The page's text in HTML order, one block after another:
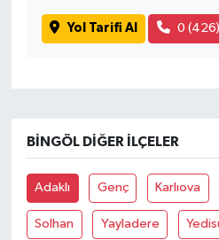
Yol Tarifi Al 0
BINGÖL DIĞER İLÇELER
Adaklı Genç Karlıova
Solhan Yayladere